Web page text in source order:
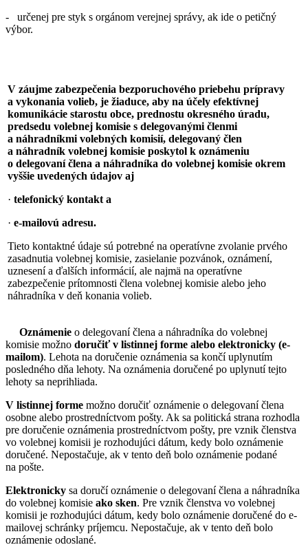
- určenej pre styk s orgánom verejnej správy, ak ide o petičný
výbor.
V záujme zabezpečenia bezporuchového priebehu prípravy
a vykonania volieb, je žiaduce, aby na účely efektívnej
komunikácie starostu obce, prednostu okresného úradu,
predsedu volebnej komisie s delegovanými členmi
a náhradníkmi volebných komisií, delegovaný člen
a náhradník volebnej komisie poskytol k oznámeniu
o delegovaní člena a náhradníka do volebnej komisie okrem
vyššie uvedených údajov aj
· telefonický kontakt a
· e-mailovú adresu.
Tieto kontaktné údaje sú potrebné na operatívne zvolanie prvého
zasadnutia volebnej komisie, zasielanie pozvánok, oznámení,
uznesení a ďalších informácií, ale najmä na operatívne
zabezpečenie prítomnosti člena volebnej komisie alebo jeho
náhradníka v deň konania volieb.
Oznámenie o delegovaní člena a náhradníka do volebnej
komisie možno doručiť v listinnej forme alebo elektronicky (e-
mailom). Lehota na doručenie oznámenia sa končí uplynutím
posledného dňa lehoty. Na oznámenia doručené po uplynutí tejto
lehoty sa neprihliada.
V listinnej forme možno doručiť oznámenie o delegovaní člena
osobne alebo prostredníctvom pošty. Ak sa politická strana rozhodla
pre doručenie oznámenia prostredníctvom pošty, pre vznik členstva
vo volebnej komisii je rozhodujúci dátum, kedy bolo oznámenie
doručené. Nepostačuje, ak v tento deň bolo oznámenie podané
na pošte.
Elektronicky sa doručí oznámenie o delegovaní člena a náhradníka
do volebnej komisie ako sken. Pre vznik členstva vo volebnej
komisii je rozhodujúci dátum, kedy bolo oznámenie doručené do e-
mailovej schránky príjemcu. Nepostačuje, ak v tento deň bolo
oznámenie odoslané.